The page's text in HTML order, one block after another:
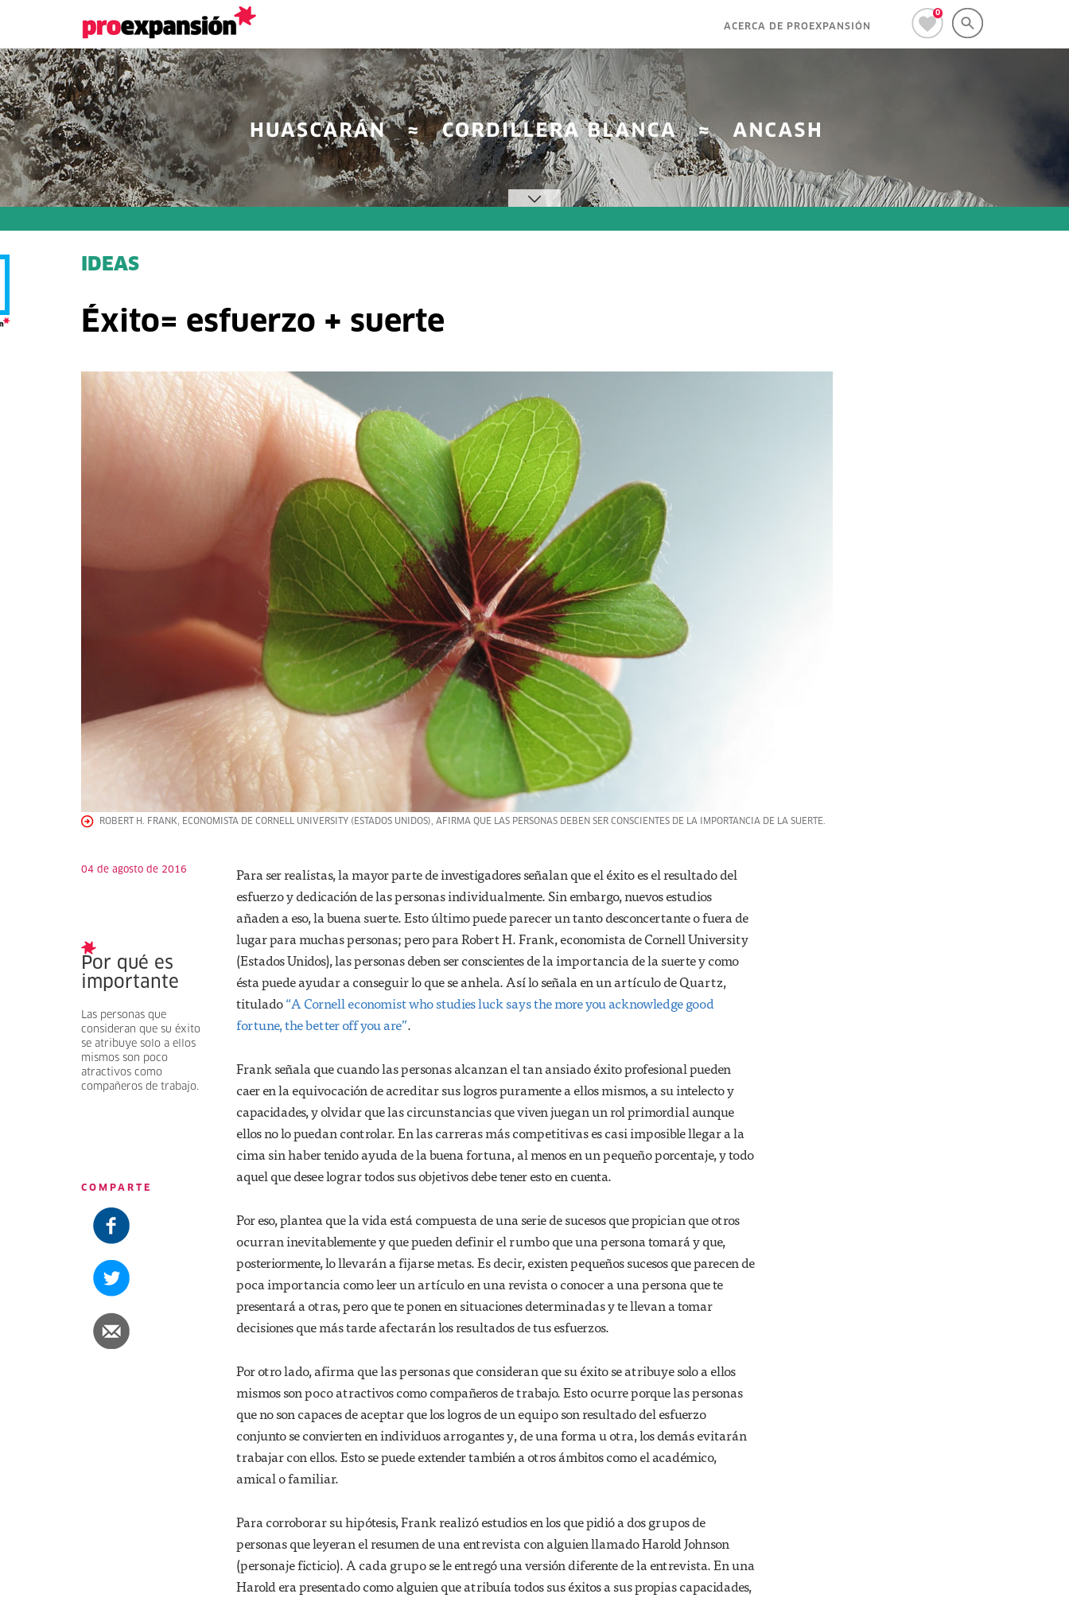
0
ACERCA DE PROEXPANSIÓN
IDEAS
Éxito= esfuerzo + suerte
ROBERT H. FRANK, ECONOMISTA DE CORNELL UNIVERSITY (ESTADOS UNIDOS), AFIRMA QUE LAS PERSONAS DEBEN SER CONSCIENTES DE LA IMPORTANCIA DE LA SUERTE.
04 de agosto de 2016
Por qué es
importante
Las personas que
consideran que su éxito
se atribuye solo a ellos
mismos son poco
atractivos como
compañeros de trabajo.
COMPARTE
Para ser realistas, la mayor parte de investigadores señalan que el éxito es el resultado del
esfuerzo y dedicación de las personas individualmente. Sin embargo, nuevos estudios
añaden a eso, la buena suerte. Esto último puede parecer un tanto desconcertante o fuera de
lugar para muchas personas; pero para Robert H. Frank, economista de Cornell University
(Estados Unidos), las personas deben ser conscientes de la importancia de la suerte y como
ésta puede ayudar a conseguir lo que se anhela. Así lo señala en un artículo de Quartz,
titulado“A Cornell economist who studies luck says the more you acknowledge good
fortune, the better off you are”.
Frank señala que cuando las personas alcanzan el tan ansiado éxito profesional pueden
caer en la equivocación de acreditar sus logros puramente a ellos mismos, a su intelecto y
capacidades, y olvidar que las circunstancias que viven juegan un rol primordial aunque
ellos no lo puedan controlar.En las carreras más competitivas es casi imposible llegar a la
cima sin haber tenido ayuda de la buena fortuna, al menos en un pequeño porcentaje, y todo
aquel que desee lograr todos sus objetivos debe tener esto en cuenta.
Por eso, plantea que la vida está compuesta de una serie de sucesos que propician que otros
ocurran inevitablemente y que pueden definir el rumbo que una persona tomará y que,
posteriormente, lo llevarán a fijarse metas. Es decir, existen pequeños sucesos que parecen de
poca importancia como leer un artículo en una revista o conocer a una persona que te
presentará a otras, pero que te ponen en situaciones determinadas y te llevan a tomar
decisiones que más tarde afectarán los resultados de tus esfuerzos.
Por otro lado, afirma que las personas que consideran que su éxito se atribuye solo a ellos
mismos son poco atractivos como compañeros de trabajo. Esto ocurre porque las personas
que no son capaces de aceptar que los logros de un equipo son resultado del esfuerzo
conjunto se convierten en individuos arrogantes y, de una forma u otra, los demás evitarán
trabajar con ellos. Esto se puede extender también a otros ámbitos como el académico,
amical o familiar.
Para corroborar su hipótesis, Frank realizó estudios en los que pidió a dos grupos de
personas que leyeran el resumen de una entrevista con alguien llamado Harold Johnson
(personaje ficticio). A cada grupo se le entregó una versión diferente de la entrevista. En una
Harold era presentado como alguien que atribuía todos sus éxitos a sus propias capacidades,